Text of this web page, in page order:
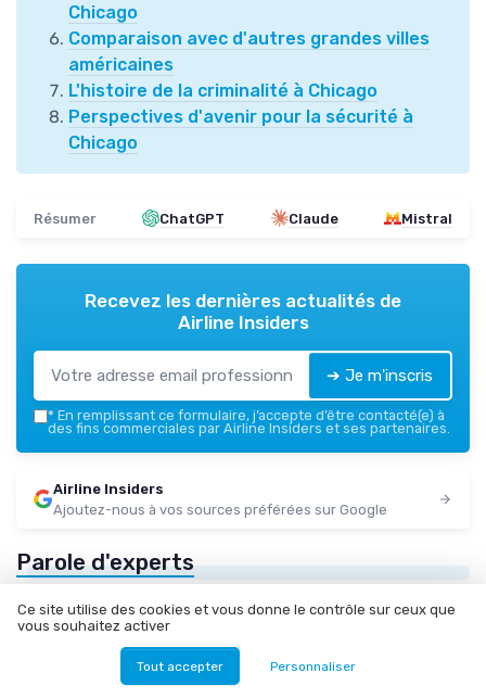
Chicago
Comparaison avec d'autres grandes villes
américaines
L'histoire de la criminalité à Chicago
Perspectives d'avenir pour la sécurité à
Chicago
Résumer ChatGPT Claude Mistral
Recevez les dernières actualités de
Airline Insiders
➔ Je m'inscris
* En remplissant ce formulaire, j’accepte d’être contacté(e) à
des fins commerciales par Airline Insiders et ses partenaires.
Airline Insiders
Ajoutez-nous à vos sources préférées sur Google
Parole d'experts
Ce site utilise des cookies et vous donne le contrôle sur ceux que
vous souhaitez activer
Tout accepter Personnaliser